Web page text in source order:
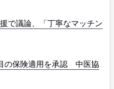
で議論、「丁寧なマッチン
の保険適用を承認 中医協